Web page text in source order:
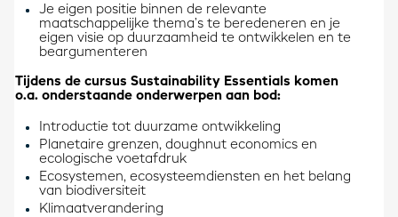
Je eigen positie binnen de relevante
maatschappelijke thema’s te beredeneren en je
eigen visie op duurzaamheid te ontwikkelen en te
beargumenteren
Tijdens de cursus Sustainability Essentials komen
o.a. onderstaande onderwerpen aan bod:
Introductie tot duurzame ontwikkeling
Planetaire grenzen, doughnut economics en
ecologische voetafdruk
Ecosystemen, ecosysteemdiensten en het belang
van biodiversiteit
Klimaatverandering